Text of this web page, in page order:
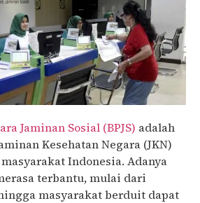
Jaminan Sosial (BPJS) adalah
Kesehatan Negara (JKN)
Indonesia. Adanya
terbantu, mulai dari
masyarakat berduit dapat